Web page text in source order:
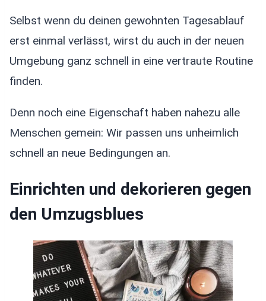
Selbst wenn du deinen gewohnten Tagesablauf
erst einmal verlässt, wirst du auch in der neuen
Umgebung ganz schnell in eine vertraute Routine
finden.
Denn noch eine Eigenschaft haben nahezu alle
Menschen gemein: Wir passen uns unheimlich
schnell an neue Bedingungen an.
Einrichten und dekorieren gegen
den Umzugsblues